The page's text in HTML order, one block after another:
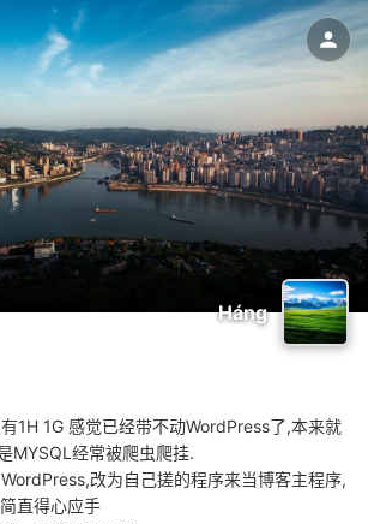
Háng
1H 1G 感觉已经带不动WordPress了,本来就
MYSQL经常被爬虫爬挂.
改为自己搓的程序来当博客主程序,
直得心应手